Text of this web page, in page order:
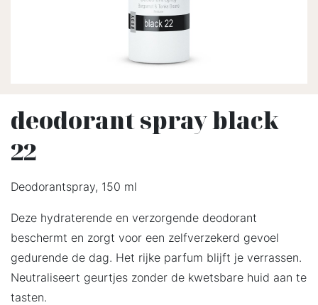
deodorant spray black
22
Deodorantspray, 150 ml
Deze hydraterende en verzorgende deodorant
beschermt en zorgt voor een zelfverzekerd gevoel
gedurende de dag. Het rijke parfum blijft je verrassen.
Neutraliseert geurtjes zonder de kwetsbare huid aan te
tasten.